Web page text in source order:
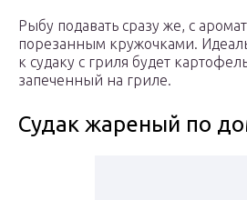
Рыбу подавать сразу же, с
порезанным кружочками.
к судаку с гриля будет
запеченный на гриле.
Судак жареный по